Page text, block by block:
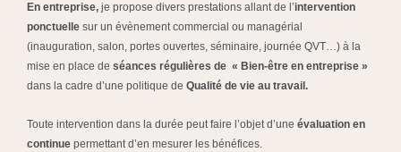
En entreprise, je propose divers prestations allant de l’intervention
ponctuelle sur un évènement commercial ou managérial
(inauguration, salon, portes ouvertes, séminaire, journée QVT…) à la
mise en place de séances régulières de « Bien-être en entreprise »
dans la cadre d’une politique de Qualité de vie au travail.
Toute intervention dans la durée peut faire l’objet d’une évaluation en
continue permettant d’en mesurer les bénéfices.